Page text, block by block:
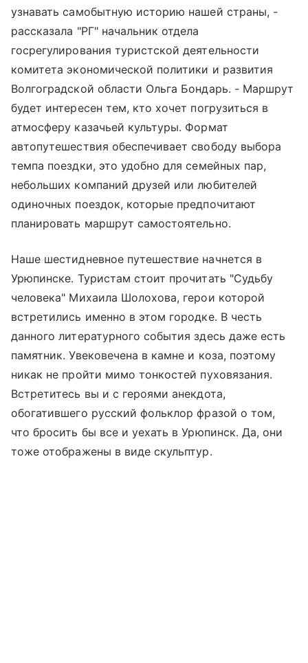
узнавать самобытную историю нашей страны, -
рассказала "РГ" начальник отдела
госрегулирования туристской деятельности
комитета экономической политики и развития
Волгоградской области Ольга Бондарь. - Маршрут
будет интересен тем, кто хочет погрузиться в
атмосферу казачьей культуры. Формат
автопутешествия обеспечивает свободу выбора
темпа поездки, это удобно для семейных пар,
небольших компаний друзей или любителей
одиночных поездок, которые предпочитают
планировать маршрут самостоятельно.
Наше шестидневное путешествие начнется в
Урюпинске. Туристам стоит прочитать "Судьбу
человека" Михаила Шолохова, герои которой
встретились именно в этом городке. В честь
данного литературного события здесь даже есть
памятник. Увековечена в камне и коза, поэтому
никак не пройти мимо тонкостей пуховязания.
Встретитесь вы и с героями анекдота,
обогатившего русский фольклор фразой о том,
что бросить бы все и уехать в Урюпинск. Да, они
тоже отображены в виде скульптур.